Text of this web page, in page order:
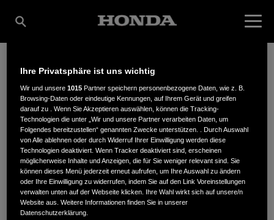
KLAUS HARTUNG
Ammerstraße 7A,99974,Mühlhausen
ANFAHRTSBESCHREIBUNG ANFORDERN
Ihre Privatsphäre ist uns wichtig
Wir und unsere1015 Partner speichern personenbezogene Daten, wie z. B.
Browsing-Daten oder eindeutige Kennungen, auf Ihrem Gerät und greifen
darauf zu . Wenn Sie Akzeptieren auswählen, können die Tracking-
Technologien die unter „Wir und unsere Partner verarbeiten Daten, um
Folgendes bereitzustellen“ genannten Zwecke unterstützen. . Durch Auswahl
von Alle ablehnen oder durch Widerruf Ihrer Einwilligung werden diese
Technologien deaktiviert. Wenn Tracker deaktiviert sind, erscheinen
möglicherweise Inhalte und Anzeigen, die für Sie weniger relevant sind. Sie
können dieses Menü jederzeit erneut aufrufen, um Ihre Auswahl zu ändern
oder Ihre Einwilligung zu widerrufen, indem Sie auf den Link Voreinstellungen
verwalten unten auf der Webseite klicken. Ihre Wahl wirkt sich auf unsere/n
Website aus. Weitere Informationen finden Sie in unserer
Datenschutzerklärung.